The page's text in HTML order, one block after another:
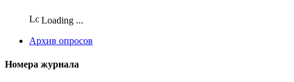
Loading ...
Архив опросов
Номера журнала